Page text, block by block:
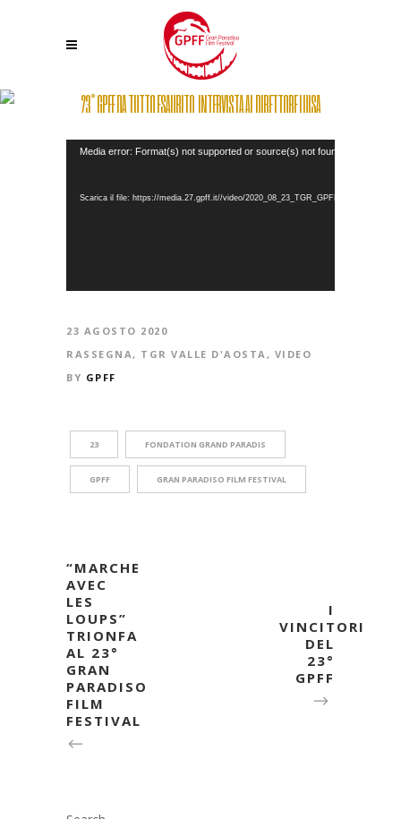
23° GPFF DA TUTTO ESAURITO. INTERVISTA AL DIRETTORE LUISA
VUILLERMOZ
Video
Media error: Format(s) not supported or source(s) not found
Scarica il file: https://media.27.gpff.it//video/
23 AGOSTO 2020
RASSEGNA , TGR VALLE D'AOSTA , VIDEO
BY GPFF
23 FONDATION GRAND PARADIS
GPFF GRAN PARADISO FILM FESTIVAL
“MARCHE
AVEC
LES
LOUPS”
TRIONFA
AL 23°
GRAN
PARADISO
FILM
FESTIVAL
I
VINCITORI
DEL
23°
GPFF